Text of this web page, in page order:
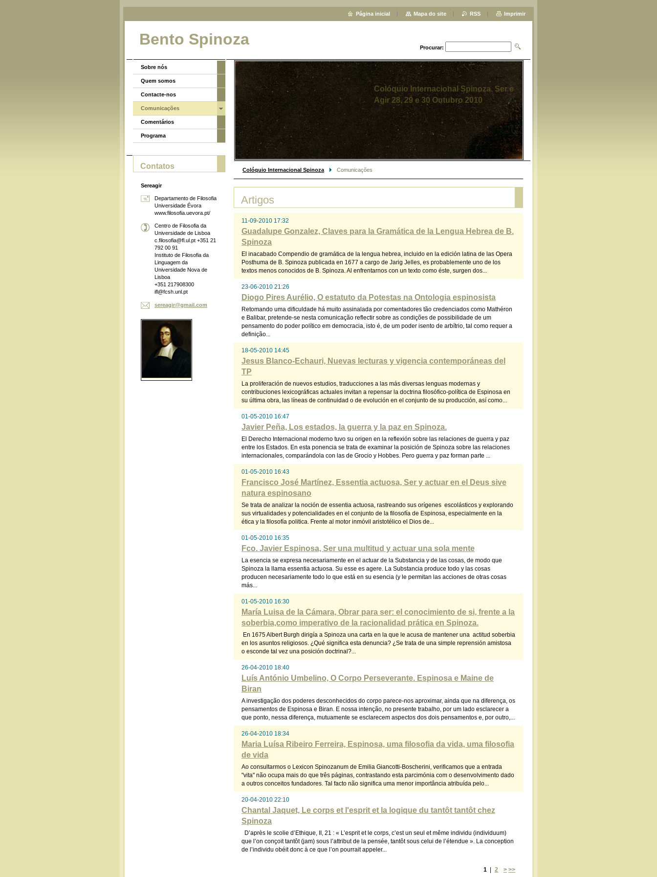
Bento Spinoza Procurar:
Colóquio Internacional Spinoza. Ser e
Agir 28, 29 e 30 Outubro 2010
Colóquio Internacional Spinoza Comunicações
Artigos
11-09-2010 17:32
Guadalupe Gonzalez, Claves para la Gramática de la Lengua Hebrea de B.
Spinoza
El inacabado Compendio de gramática de la lengua hebrea, incluido en la edición latina de las Opera
Posthuma de B. Spinoza publicada en 1677 a cargo de Jarig Jelles, es probablemente uno de los
textos menos conocidos de B. Spinoza. Al enfrentarnos con un texto como éste, surgen dos...
23-06-2010 21:26
Diogo Pires Aurélio, O estatuto da Potestas na Ontologia espinosista
Retomando uma dificuldade há muito assinalada por comentadores tão credenciados como Mathéron
e Balibar, pretende-se nesta comunicação reflectir sobre as condições de possibilidade de um
pensamento do poder político em democracia, isto é, de um poder isento de arbítrio, tal como requer a
definição...
18-05-2010 14:45
Jesus Blanco-Echauri, Nuevas lecturas y vigencia contemporáneas del
TP
La proliferación de nuevos estudios, traducciones a las más diversas lenguas modernas y
contribuciones lexicográficas actuales invitan a repensar la doctrina filosófico-política de Espinosa en
su última obra, las líneas de continuidad o de evolución en el conjunto de su producción, así como...
01-05-2010 16:47
Javier Peña, Los estados, la guerra y la paz en Spinoza.
El Derecho Internacional moderno tuvo su origen en la reflexión sobre las relaciones de guerra y paz
entre los Estados. En esta ponencia se trata de examinar la posición de Spinoza sobre las relaciones
internacionales, comparándola con las de Grocio y Hobbes. Pero guerra y paz forman parte ...
01-05-2010 16:43
Francisco José Martínez, Essentia actuosa, Ser y actuar en el Deus sive
natura espinosano
Se trata de analizar la noción de essentia actuosa, rastreando sus orígenes escolásticos y explorando
sus virtualidades y potencialidades en el conjunto de la filosofía de Espinosa, especialmente en la
ética y la filosofía politica. Frente al motor inmóvil aristotélico el Dios de...
01-05-2010 16:35
Fco. Javier Espinosa, Ser una multitud y actuar una sola mente
La esencia se expresa necesariamente en el actuar de la Substancia y de las cosas, de modo que
Spinoza la llama essentia actuosa. Su esse es agere. La Substancia produce todo y las cosas
producen necesariamente todo lo que está en su esencia (y le permitan las acciones de otras cosas
más...
01-05-2010 16:30
María Luisa de la Cámara, Obrar para ser: el conocimiento de si, frente a la
soberbia,como imperativo de la racionalidad prática en Spinoza.
En 1675 Albert Burgh dirigía a Spinoza una carta en la que le acusa de mantener una actitud soberbia
en los asuntos religiosos. ¿Qué significa esta denuncia? ¿Se trata de una simple reprensión amistosa
o esconde tal vez una posición doctrinal?...
26-04-2010 18:40
Luís António Umbelino, O Corpo Perseverante. Espinosa e Maine de
Biran
A investigação dos poderes desconhecidos do corpo parece-nos aproximar, ainda que na diferença, os
pensamentos de Espinosa e Biran. E nossa intenção, no presente trabalho, por um lado esclarecer a
que ponto, nessa diferença, mutuamente se esclarecem aspectos dos dois pensamentos e, por outro,...
26-04-2010 18:34
Maria Luísa Ribeiro Ferreira, Espinosa, uma filosofia da vida, uma filosofia
de vida
Ao consultarmos o Lexicon Spinozanum de Emilia Giancotti-Boscherini, verificamos que a entrada
"vita" não ocupa mais do que três páginas, contrastando esta parcimónia com o desenvolvimento dado
a outros conceitos fundadores. Tal facto não significa uma menor importância atribuída pelo...
20-04-2010 22:10
Chantal Jaquet, Le corps et l'esprit et la logique du tantôt tantôt chez
Spinoza
D’après le scolie d’Ethique, II, 21 : « L’esprit et le corps, c’est un seul et même individu (individuum)
que l’on conçoit tantôt (jam) sous l’attribut de la pensée, tantôt sous celui de l’étendue ». La conception
de l’individu obéit donc à ce que l’on pourrait appeler...
1 2 > >>
Sobre nós
Quem somos
Contacte-nos
Comunicações
Comentários
Programa
Contatos
Sereagir
Departamento de Filosofia
Universidade Évora
www.filosofia.uevora.pt/
Centro de Filosofia da
Universidade de Lisboa
c.filosofia@fl.ul.pt +351 21
792 00 91
Instituto de Filosofia da
Linguagem da
Universidade Nova de
Lisboa
+351 217908300
ifl@fcsh.unl.pt
sereagir@gmail.com
Página inicial Mapa do site RSS Imprimir